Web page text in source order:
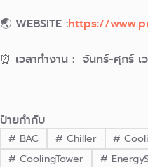
🌏 WEBSITE :https://
⏰ เวลาทำงาน : จันทร์-ศุกร์ เ
ป้ายกำกับ
# BAC # Chiller #
# CoolingTower #